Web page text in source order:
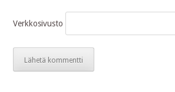
Verkkosivusto